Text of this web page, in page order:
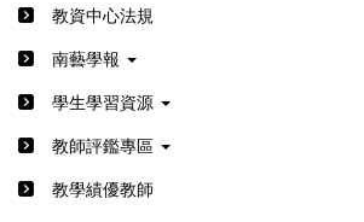
教資中心法規
南藝學報
學生學習資源
教師評鑑專區
教學績優教師